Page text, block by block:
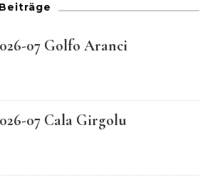
07 Golfo Aranci
07 Cala Girgolu